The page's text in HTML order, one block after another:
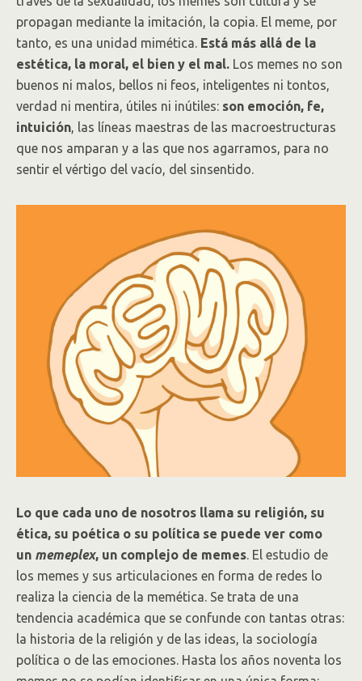
propagan mediante la imitación, la copia. El meme, por
tanto, es una unidad mimética. Está más allá de la
estética, la moral, el bien y el mal. Los memes no son
buenos ni malos, bellos ni feos, inteligentes ni tontos,
verdad ni mentira, útiles ni inútiles: son emoción, fe,
intuición, las líneas maestras de las macroestructuras
que nos amparan y a las que nos agarramos, para no
sentir el vértigo del vacío, del sinsentido.
Lo que cada uno de nosotros llama su religión, su
ética, su poética o su política se puede ver como
un memeplex, un complejo de memes. El estudio de
los memes y sus articulaciones en forma de redes lo
realiza la ciencia de la memética. Se trata de una
tendencia académica que se confunde con tantas otras:
la historia de la religión y de las ideas, la sociología
política o de las emociones. Hasta los años noventa los